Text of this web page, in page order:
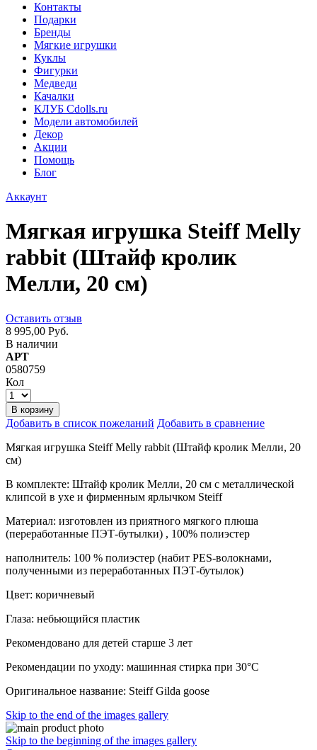
Контакты
Подарки
Бренды
Мягкие игрушки
Куклы
Фигурки
Медведи
Качалки
КЛУБ Cdolls.ru
Модели автомобилей
Декор
Акции
Помощь
Блог
Аккаунт
Мягкая игрушка Steiff Melly
rabbit (Штайф кролик
Мелли, 20 см)
Оставить отзыв
8 995,00 Руб.
В наличии
АРТ
0580759
Кол
В корзину
Добавить в список пожеланий Добавить в сравнение
Мягкая игрушка Steiff Melly rabbit (Штайф кролик Мелли, 20
см)
В комплекте: Штайф кролик Мелли, 20 см с металлической
клипсой в ухе и фирменным ярлычком Steiff
Материал: изготовлен из приятного мягкого плюша
(переработанные ПЭТ-бутылки) , 100% полиэстер
наполнитель: 100 % полиэстер (набит PES-волокнами,
полученными из переработанных ПЭТ-бутылок)
Цвет: коричневый
Глаза: небьющийся пластик
Рекомендовано для детей старше 3 лет
Рекомендации по уходу: машинная стирка при 30°C
Оригинальное название: Steiff Gilda goose
Skip to the end of the images gallery
Skip to the beginning of the images gallery